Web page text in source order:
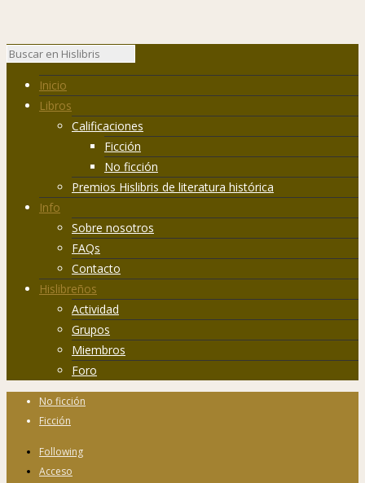
Inicio
Libros
Calificaciones
Ficción
No ficción
Premios Hislibris de literatura histórica
Info
Sobre nosotros
FAQs
Contacto
Hislibreños
Actividad
Grupos
Miembros
Foro
No ficción
Ficción
Following
Acceso